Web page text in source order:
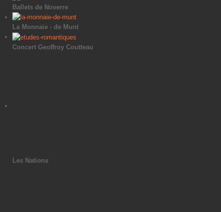
Ballets de Noverre
La Monnaie - de Munt
Concert Geoffroy Coutteau
Les Nations